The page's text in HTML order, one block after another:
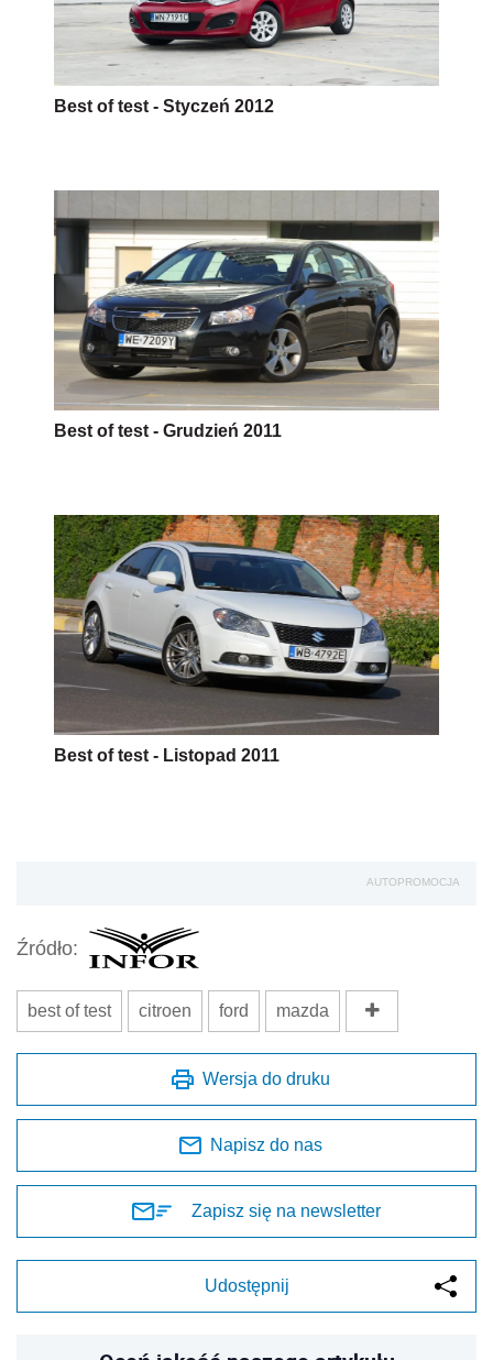
Best of test - Styczeń 2012
Best of test - Grudzień 2011
Best of test - Listopad 2011
AUTOPROMOCJA
Źródło:
best of test citroen ford mazda
Wersja do druku
Napisz do nas
Zapisz się na newsletter
Udostępnij